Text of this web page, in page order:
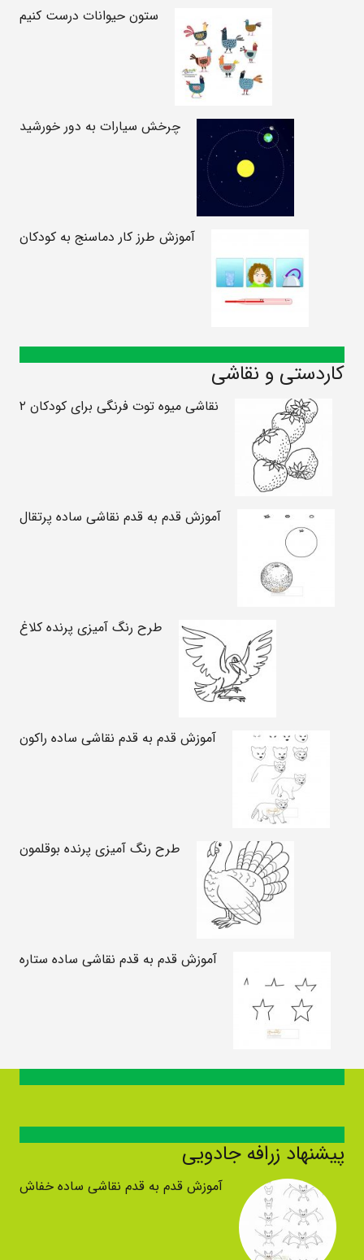
ستون حیوانات درست کنیم
چرخش سیارات به دور خورشید
آموزش طرز کار دماسنج به کودکان
کاردستی و نقاشی
نقاشی میوه توت فرنگی برای کودکان ۲
آموزش قدم به قدم نقاشی ساده پرتقال
طرح رنگ آمیزی پرنده کلاغ
آموزش قدم به قدم نقاشی ساده راکون
طرح رنگ آمیزی پرنده بوقلمون
آموزش قدم به قدم نقاشی ساده ستاره
پیشنهاد زرافه جادویی
آموزش قدم به قدم نقاشی ساده خفاش